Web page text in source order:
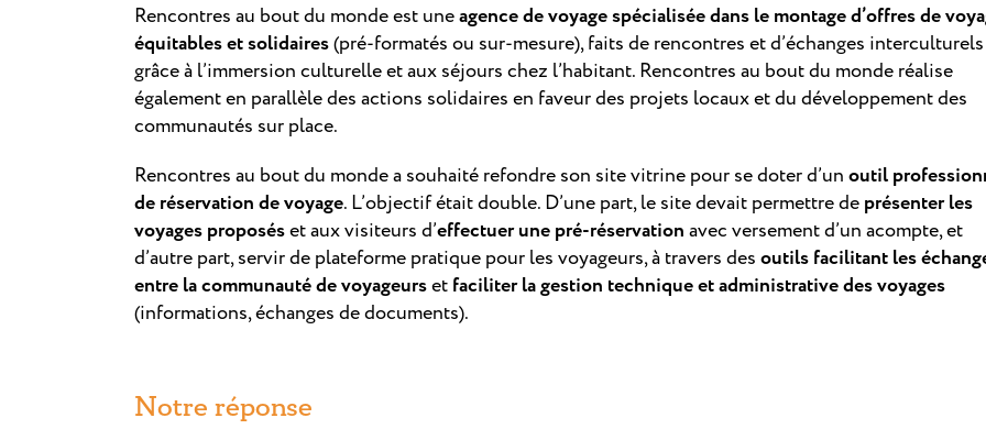
Rencontres au bout du monde est uneagence de voyage spécialisée dans le montage d’offres de
équitables et solidaires(pré-formatés ou sur-mesure), faits de rencontres et d’échanges interculturels
grâce à l’immersion culturelle et aux séjours chez l’habitant. Rencontres au bout du monde réalise
également en parallèle des actions solidaires en faveur des projets locaux et du développement des
communautés sur place.
Rencontres au bout du monde a souhaité refondre son site vitrine pour se doter d’unoutil
de réservation de voyage. L’objectif était double. D’une part, le site devait permettre deprésenter les
voyages proposéset aux visiteurs d’effectuer une pré-réservationavec versement d’un acompte, et
d’autre part, servir de plateforme pratique pour les voyageurs, à travers desoutils facilitant les
entre la communauté de voyageursetfaciliter la gestion technique et administrative des voyages
(informations, échanges de documents).
Notre réponse